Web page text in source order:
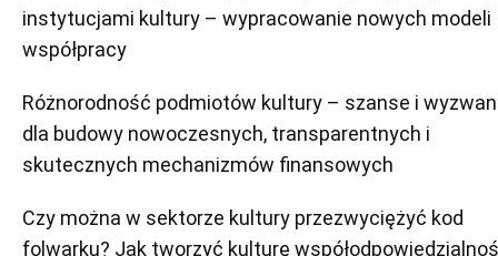
instytucjami kultury – wypracowanie nowych modeli
współpracy
Różnorodność podmiotów kultury – szanse i
dla budowy nowoczesnych, transparentnych i
skutecznych mechanizmów finansowych
Czy można w sektorze kultury przezwyciężyć kod
folwarku? Jak tworzyć kulturę